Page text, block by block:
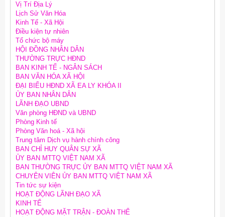
Vị Trí Địa Lý
Lịch Sử Văn Hóa
Kinh Tế - Xã Hội
Điều kiện tự nhiên
Tổ chức bộ máy
HỘI ĐỒNG NHÂN DÂN
THƯỜNG TRỰC HĐND
BAN KINH TẾ - NGÂN SÁCH
BAN VĂN HÓA XÃ HỘI
ĐẠI BIỂU HĐND XÃ EA LY KHÓA II
ỦY BAN NHÂN DÂN
LÃNH ĐẠO UBND
Văn phòng HĐND và UBND
Phòng Kinh tế
Phòng Văn hoá - Xã hội
Trung tâm Dịch vụ hành chính công
BAN CHỈ HUY QUÂN SỰ XÃ
ỦY BAN MTTQ VIỆT NAM XÃ
BAN THƯỜNG TRỰC ỦY BAN MTTQ VIỆT NAM XÃ
CHUYÊN VIÊN ỦY BAN MTTQ VIỆT NAM XÃ
Tin tức sự kiện
HOẠT ĐỘNG LÃNH ĐẠO XÃ
KINH TẾ
HOẠT ĐỘNG MẶT TRẬN - ĐOÀN THỂ